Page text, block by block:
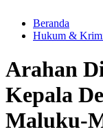
Beranda
Hukum &
Arahan
Kepala
Maluku-